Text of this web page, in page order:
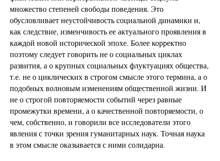
множество степеней свободы поведения. Это
обусловливает неустойчивость социальной динамики и,
как следствие, изменчивость ее актуального проявления в
каждой новой исторической эпохе. Более корректно
поэтому следует говорить не о социальных циклах
развития, а о крупных социальных флуктуациях общества,
т.е. не о циклических в строгом смысле этого термина, а о
подобных волновым изменениям общественной жизни. И
не о строгой повторяемости событий через равные
промежутки времени, а о качественной повторяемости, о
чем, собственно, и говорили все исследователи этого
явления с точки зрения гуманитарных наук. Точная наука
в этом смысле оказывается с ними солидарна.